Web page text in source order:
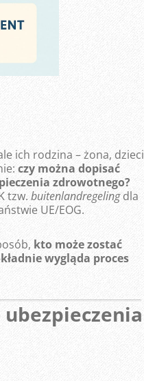
ich rodzina – żona, dzieci
czy można dopisać
zdrowotnego?
tzw. buitenlandregelingdla
UE/EOG.
kto może zostać
wygląda proces